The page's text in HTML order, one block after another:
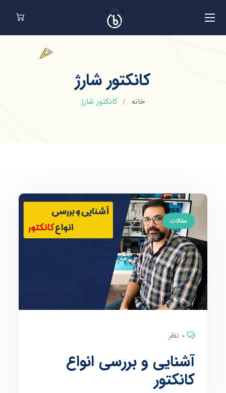
کانکتور شارژ
خانه کانکتور شارژ
مقالات
0 نظر
آشنایی و بررسی انواع
کانکتور